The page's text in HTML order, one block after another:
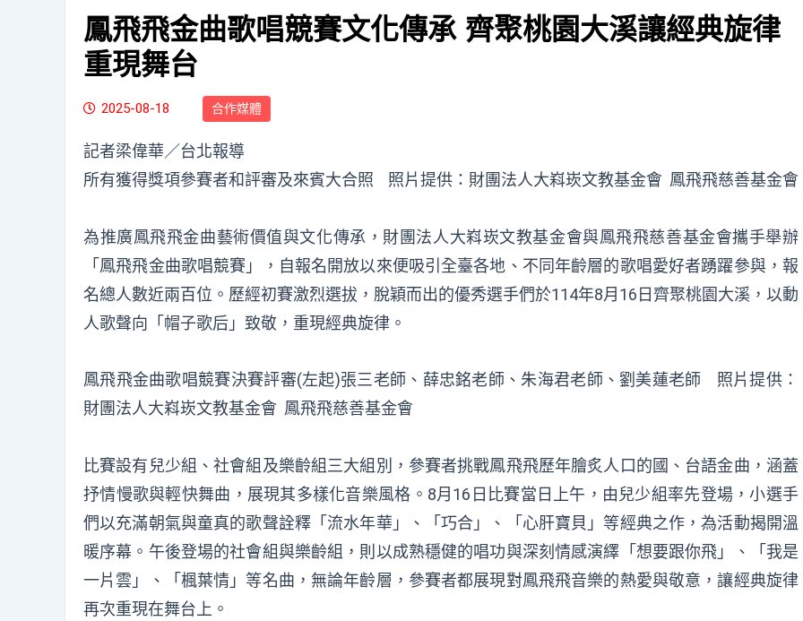
鳳飛飛金曲歌唱競賽文化傳承 齊聚桃園大溪讓經典旋律
重現舞台
2025-08-18 合作媒體
記者梁偉華／台北報導
所有獲得獎項參賽者和評審及來賓大合照 照片提供：財團法人大嵙崁文教基金會 鳳飛飛慈善基金會
為推廣鳳飛飛金曲藝術價值與文化傳承，財團法人大嵙崁文教基金會與鳳飛飛慈善基金會攜手舉辦
「鳳飛飛金曲歌唱競賽」，自報名開放以來便吸引全臺各地、不同年齡層的歌唱愛好者踴躍參與，報
名總人數近兩百位。歷經初賽激烈選拔，脫穎而出的優秀選手們於114年8月16日齊聚桃園大溪，以動
人歌聲向「帽子歌后」致敬，重現經典旋律。
鳳飛飛金曲歌唱競賽決賽評審(左起)張三老師、薛忠銘老師、朱海君老師、劉美蓮老師 照片提供：
財團法人大嵙崁文教基金會 鳳飛飛慈善基金會
比賽設有兒少組、社會組及樂齡組三大組別，參賽者挑戰鳳飛飛歷年膾炙人口的國、台語金曲，涵蓋
抒情慢歌與輕快舞曲，展現其多樣化音樂風格。8月16日比賽當日上午，由兒少組率先登場，小選手
們以充滿朝氣與童真的歌聲詮釋「流水年華」、「巧合」、「心肝寶貝」等經典之作，為活動揭開溫
暖序幕。午後登場的社會組與樂齡組，則以成熟穩健的唱功與深刻情感演繹「想要跟你飛」、「我是
一片雲」、「楓葉情」等名曲，無論年齡層，參賽者都展現對鳳飛飛音樂的熱愛與敬意，讓經典旋律
再次重現在舞台上。